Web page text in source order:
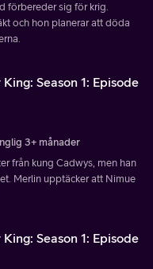
förbereder sig för krig.
och hon planerar att döda
Season 1: Episode
3+ månader
från kung Cadwys, men han
Merlin upptäcker att Nimue
Season 1: Episode